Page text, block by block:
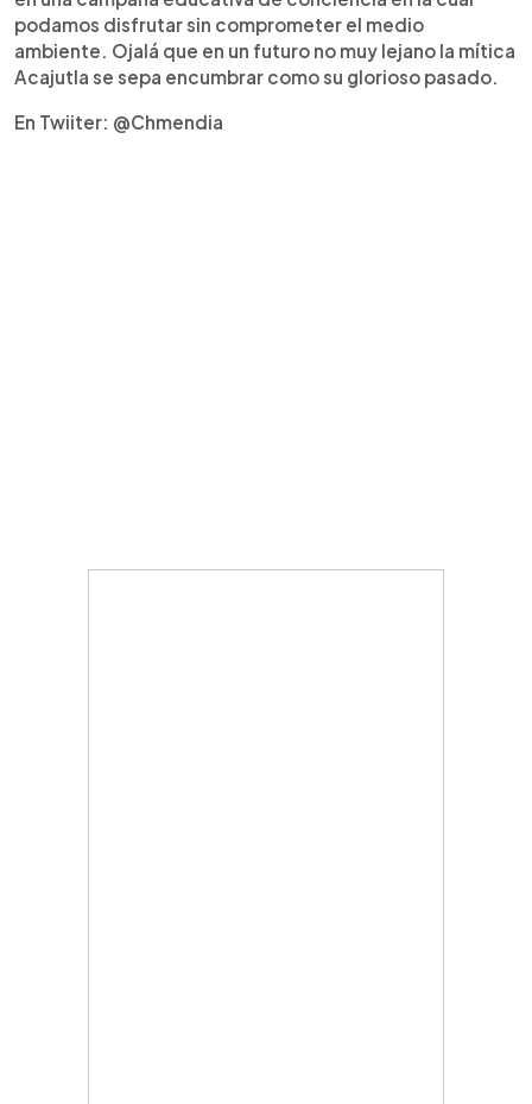
podamos disfrutar sin comprometer el medio
ambiente. Ojalá que en un futuro no muy lejano la mítica
Acajutla se sepa encumbrar como su glorioso pasado.
En Twiiter: @Chmendia